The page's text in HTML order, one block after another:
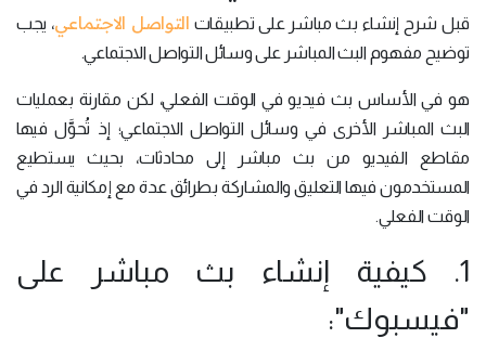
قبل شرح إنشاء بث مباشر على تطبيقات التواصل الاجتماعي، يجب
توضيح مفهوم البث المباشر على وسائل التواصل الاجتماعي.
هو في الأساس بث فيديو في الوقت الفعلي، لكن مقارنة بعمليات
البث المباشر الأخرى في وسائل التواصل الاجتماعي؛ إذ تُحوَّل فيها
مقاطع الفيديو من بث مباشر إلى محادثات، بحيث يستطيع
المستخدمون فيها التعليق والمشاركة بطرائق عدة مع إمكانية الرد في
الوقت الفعلي.
1. كيفية إنشاء بث مباشر على
"فيسبوك":